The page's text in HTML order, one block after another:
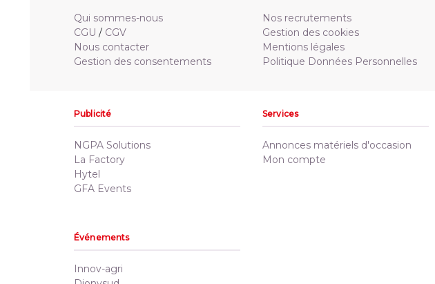
Qui sommes-nous
CGU / CGV
Nous contacter
Gestion des consentements
Nos recrutements
Gestion des cookies
Mentions légales
Politique Données Personnelles
Publicité
NGPA Solutions
La Factory
Hytel
GFA Events
Services
Annonces matériels d'occasion
Mon compte
Événements
Innov-agri